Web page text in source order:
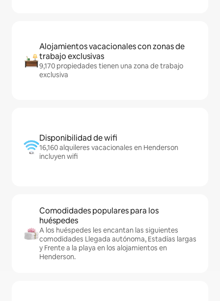
Alojamientos vacacionales con zonas de
trabajo exclusivas
9,170 propiedades tienen una zona de trabajo
exclusiva
Disponibilidad de wifi
16,160 alquileres vacacionales en Henderson
incluyen wifi
Comodidades populares para los
huéspedes
A los huéspedes les encantan las siguientes
comodidades Llegada autónoma, Estadías largas
y Frente a la playa en los alojamientos en
Henderson.